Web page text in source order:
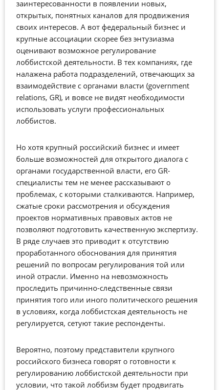
заинтересованности в появлении новых,
открытых, понятных каналов для продвижения
своих интересов. А вот федеральный бизнес и
крупные ассоциации скорее без энтузиазма
оценивают возможное регулирование
лоббистской деятельности. В тех компаниях, где
налажена работа подразделений, отвечающих за
взаимодействие с органами власти (government
relations, GR), и вовсе не видят необходимости
использовать услуги профессиональных
лоббистов.
Но хотя крупный российский бизнес и имеет
больше возможностей для открытого диалога с
органами государственной власти, его GR-
специалисты тем не менее рассказывают о
проблемах, с которыми сталкиваются. Например,
сжатые сроки рассмотрения и обсуждения
проектов нормативных правовых актов не
позволяют подготовить качественную экспертизу.
В ряде случаев это приводит к отсутствию
проработанного обоснования для принятия
решений по вопросам регулирования той или
иной отрасли. Именно на невозможность
проследить причинно-следственные связи
принятия того или иного политического решения
в условиях, когда лоббистская деятельность не
регулируется, сетуют такие респонденты.
Вероятно, поэтому представители крупного
российского бизнеса говорят о готовности к
регулированию лоббистской деятельности при
условии, что такой лоббизм будет продвигать